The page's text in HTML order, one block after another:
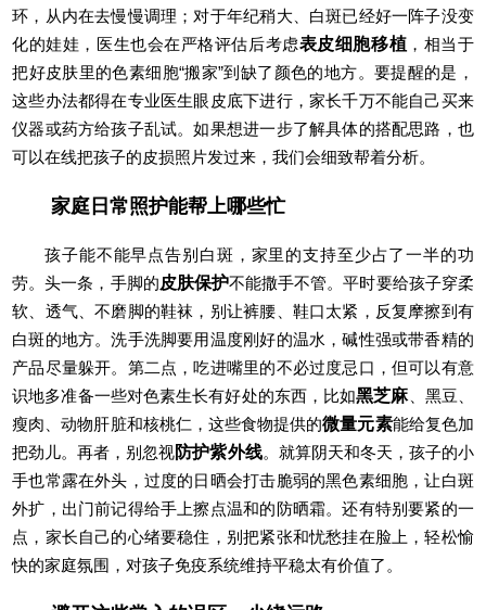
环，从内在去慢慢调理；对于年纪稍大、白斑已经好一阵子没变
化的娃娃，医生也会在严格评估后考虑表皮细胞移植 ，相当于
把好皮肤里的色素细胞“搬家”到缺了颜色的地方。要提醒的是，
这些办法都得在专业医生眼皮底下进行，家长千万不能自己买来
仪器或药方给孩子乱试。如果想进一步了解具体的搭配思路，也
可以在线把孩子的皮损照片发过来，我们会细致帮着分析。
家庭日常照护能帮上哪些忙
孩子能不能早点告别白斑，家里的支持至少占了一半的功
劳。头一条，手脚的皮肤保护不能撒手不管。平时要给孩子穿柔
软、透气、不磨脚的鞋袜，别让裤腰、鞋口太紧，反复摩擦到有
白斑的地方。洗手洗脚要用温度刚好的温水，碱性强或带香精的
产品尽量躲开。第二点，吃进嘴里的不必过度忌口，但可以有意
识地多准备一些对色素生长有好处的东西，比如黑芝麻、黑豆、
瘦肉、动物肝脏和核桃仁，这些食物提供的微量元素能给复色加
把劲儿。再者，别忽视防护紫外线。就算阴天和冬天，孩子的小
手也常露在外头，过度的日晒会打击脆弱的黑色素细胞，让白斑
外扩，出门前记得给手上擦点温和的防晒霜。还有特别要紧的一
点，家长自己的心绪要稳住，别把紧张和忧愁挂在脸上，轻松愉
快的家庭氛围，对孩子免疫系统维持平稳太有价值了。